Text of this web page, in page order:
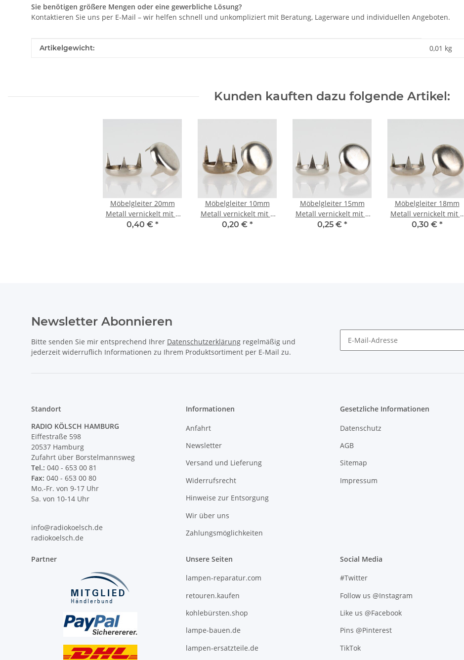
Sie benötigen größere Mengen oder eine gewerbliche Lösung?
Kontaktieren Sie uns per E-Mail – wir helfen schnell und unkompliziert mit Beratung, Lagerware und individuellen Angeboten.
Produkteigenschaft
Wert
Artikelgewicht: 0,01 kg
Kunden kauften dazu folgende Artikel:
Möbelgleiter 20mm
Metall vernickelt mit 3
Zacken
0,40 € *
Möbelgleiter 10mm
Metall vernickelt mit 3
Zacken
0,20 € *
Möbelgleiter 15mm
Metall vernickelt mit 3
Zacken
0,25 € *
Möbelgleiter 18mm
Metall vernickelt mit 3
Zacken
0,30 € *
Newsletter Abonnieren
Bitte senden Sie mir entsprechend Ihrer Datenschutzerklärung regelmäßig und
jederzeit widerruflich Informationen zu Ihrem Produktsortiment per E-Mail zu.
Standort
RADIO KÖLSCH HAMBURG
Eiffestraße 598
20537 Hamburg
Zufahrt über Borstelmannsweg
Tel.: 040 - 653 00 81
Fax: 040 - 653 00 80
Mo.-Fr. von 9-17 Uhr
Sa. von 10-14 Uhr
info@radiokoelsch.de
radiokoelsch.de
Informationen
Anfahrt
Newsletter
Versand und Lieferung
Widerrufsrecht
Hinweise zur Entsorgung
Wir über uns
Zahlungsmöglichkeiten
Gesetzliche Informationen
Datenschutz
AGB
Sitemap
Impressum
Partner Unsere Seiten
lampen-reparatur.com
retouren.kaufen
kohlebürsten.shop
lampe-bauen.de
lampen-ersatzteile.de
Social Media
#Twitter
Follow us @Instagram
Like us @Facebook
Pins @Pinterest
TikTok